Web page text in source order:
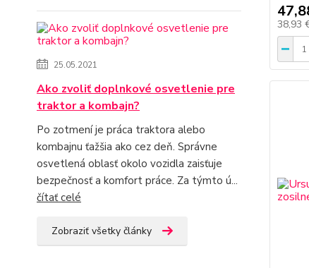
25.05.2021
Ako zvoliť doplnkové osvetlenie pre
traktor a kombajn?
Po zotmení je práca traktora alebo
kombajnu ťažšia ako cez deň. Správne
osvetlená oblasť okolo vozidla zaisťuje
bezpečnosť a komfort práce. Za týmto ú...
čítať celé
Zobraziť všetky články
38,93